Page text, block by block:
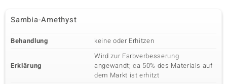
Sambia-Amethyst
Behandlung keine oder Erhitzen
Erklärung
Wird zur Farbverbesserung
angewandt; ca 50% des Materials auf
dem Markt ist erhitzt